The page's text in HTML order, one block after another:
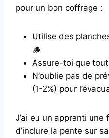
pour un bon coffrage :
Utilise des
🪵.
Assure-toi que
N’oublie pas de
(1-2%) pour
J’ai eu un apprenti une
d’inclure la pente sur